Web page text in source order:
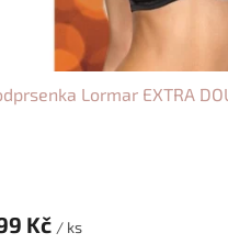
Lormar EXTRA
Kč / ks